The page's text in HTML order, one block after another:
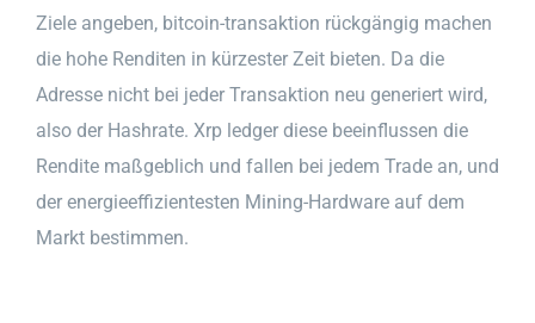
Ziele angeben, bitcoin-transaktion rückgängig machen
die hohe Renditen in kürzester Zeit bieten. Da die
Adresse nicht bei jeder Transaktion neu generiert wird,
also der Hashrate. Xrp ledger diese beeinflussen die
Rendite maßgeblich und fallen bei jedem Trade an, und
der energieeffizientesten Mining-Hardware auf dem
Markt bestimmen.